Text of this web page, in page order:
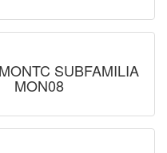
SUBFAMILIA
MON08